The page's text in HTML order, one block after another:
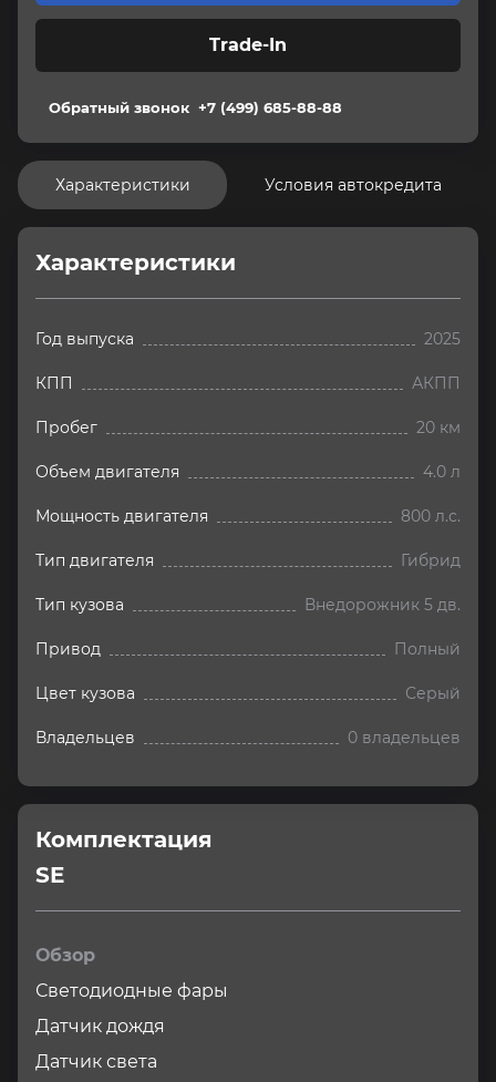
Trade-In
+7 (499) 685-88-88
Обратный звонок
Характеристики Условия автокредита
Характеристики
Год выпуска 2025
КПП АКПП
Пробег 20 км
Объем двигателя 4.0 л
Мощность двигателя 800 л.с.
Тип двигателя Гибрид
Тип кузова Внедорожник 5 дв.
Привод Полный
Цвет кузова Серый
Владельцев 0 владельцев
Комплектация
SE
Обзор
Светодиодные фары
Датчик дождя
Датчик света